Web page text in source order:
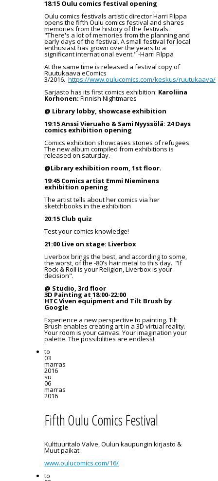
18:15 Oulu comics festival opening
Oulu comics festivals artistic director Harri Filppa
opens the fifth Oulu comics festival and shares
memories from the history of the festivals.
"There's a lot of memories from the planning and
early days of the festival. A small festival for local
enthusiast has grown over the years to a
significant international event." -Harri Filppa
At the same time is released a festival copy of
Ruutukaava eComics
3/2016.https://www.oulucomics.com/keskus/ruutukaava/
Sarjasto has its first comics exhibition: Karoliina
Korhonen:Finnish Nightmares
@ Library lobby, showcase exhibition
19:15 Anssi Vieruaho & Sami Nyyssölä: 24 Days
comics exhibition opening
Comics exhibition showcases stories of refugees.
The new album compiled from exhibitions is
released on saturday.
@Library exhibition room, 1st floor.
19:45 Comics artist Emmi Nieminens
exhibition opening
The artist tells about her comics via her
sketchbooks in the exhibition
20:15 Club quiz
Test your comics knowledge!
21:00 Live on stage: Liverbox
Liverbox brings the best, and according to some,
the worst, of the -80's hair metal to this day. "If
Rock & Roll is your Religion, Liverbox is your
decision".
@ Studio, 3rd floor
3D Painting at 18:00-22:00
HTC Viven equipment and Tilt Brush by
Google
Experience a new perspective to painting. Tilt
Brush enables creating art in a 3D virtual reality.
Your room is your canvas. Your imagination your
palette. The possibilities are endless!
to
03
marras
2016
su
06
marras
2016
Fifth Oulu Comics Festival
Kulttuuritalo Valve, Oulun kaupungin kirjasto &
Muut paikat
www.oulucomics.com/16/
to